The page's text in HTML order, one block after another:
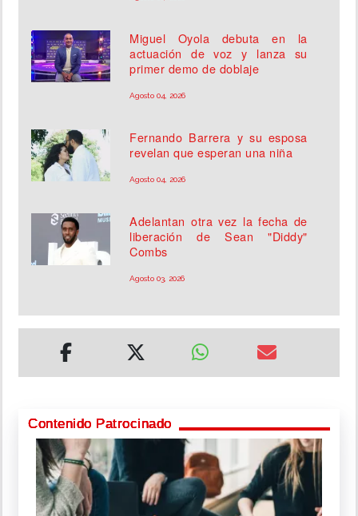
Miguel Oyola debuta en la
actuación de voz y lanza su
primer demo de doblaje
Agosto 04, 2026
Fernando Barrera y su esposa
revelan que esperan una niña
Agosto 04, 2026
Adelantan otra vez la fecha de
liberación de Sean "Diddy"
Combs
Agosto 03, 2026
Contenido Patrocinado